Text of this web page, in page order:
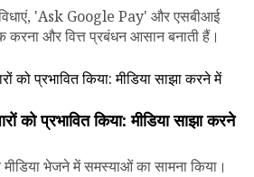
'Ask Google Pay' और एसबीआई
करना और वित्त प्रबंधन आसान बनाती हैं।
को प्रभावित किया: मीडिया साझा करने
मीडिया भेजने में समस्याओं का सामना किया।